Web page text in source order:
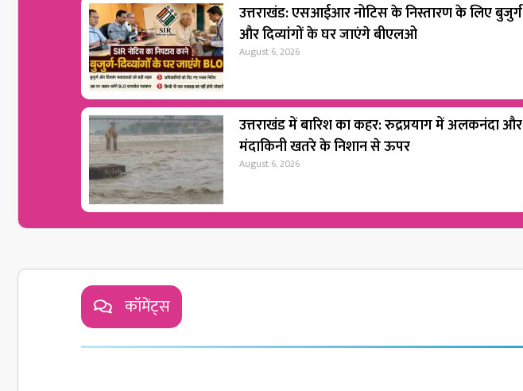
उत्तराखंड: एसआईआर नोटिस के निस्तारण के लिए बुजुर्ग
और दिव्यांगों के घर जाएंगे बीएलओ
August 6, 2026
उत्तराखंड में बारिश का कहर: रुद्रप्रयाग में अलकनंदा और
मंदाकिनी खतरे के निशान से ऊपर
August 6, 2026
कॉमेंट्स